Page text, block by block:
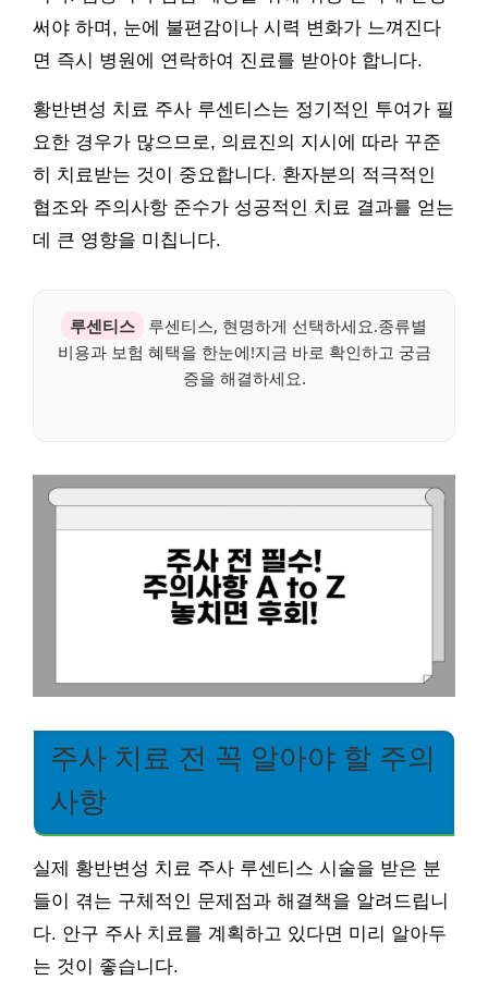
써야 하며, 눈에 불편감이나 시력 변화가 느껴진다
면 즉시 병원에 연락하여 진료를 받아야 합니다.
황반변성 치료 주사 루센티스는 정기적인 투여가 필
요한 경우가 많으므로, 의료진의 지시에 따라 꾸준
히 치료받는 것이 중요합니다. 환자분의 적극적인
협조와 주의사항 준수가 성공적인 치료 결과를 얻는
데 큰 영향을 미칩니다.
루센티스
루센티스, 현명하게 선택하세요.종류별
비용과 보험 혜택을 한눈에!지금 바로 확인하고 궁금
증을 해결하세요.
주사 치료 전 꼭 알아야 할 주의
사항
실제 황반변성 치료 주사 루센티스 시술을 받은 분
들이 겪는 구체적인 문제점과 해결책을 알려드립니
다. 안구 주사 치료를 계획하고 있다면 미리 알아두
는 것이 좋습니다.